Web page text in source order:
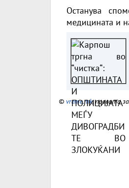
Останува
медицината и
© vreme.mk, правата